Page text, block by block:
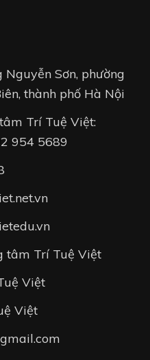
Nguyễn Sơn, phường
thành phố Hà Nội
Trí Tuệ Việt:
954 5689
tâm Trí Tuệ Việt
Việt
Việt